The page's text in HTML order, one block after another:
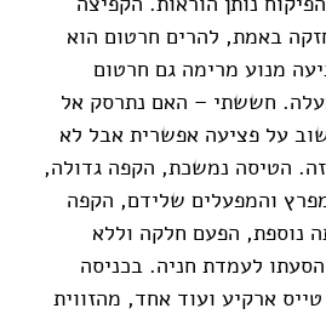
באמת, להרים חרטום הוא
מנוע מרימה גם חרטום
חששתי – האם נתרסק אל
על פציעה אפשרית אבל לא
הטיסה נמשכת, הקפה גדולה,
והמפעלים שלידם, הקפה
נוספת, הפעם חלקה וללא
לעמדת חניה. בכניסה
ארקיע ועוד אחד, מהזווית